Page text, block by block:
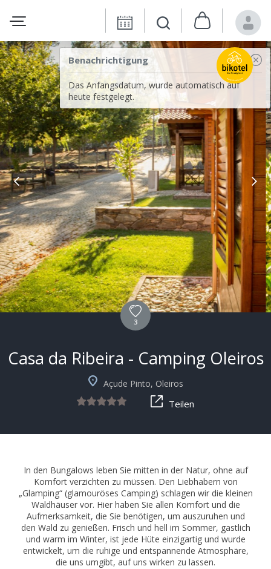
Benachrichtigung
Das Anfangsdatum, wurde automatisch auf
heute festgelegt.
3
Casa da Ribeira - Camping Oleiros
Açude Pinto, Oleiros
Teilen
In den Bungalows leben Sie mitten in der Natur, ohne auf
Komfort verzichten zu müssen. Den Liebhabern von
„Glamping“ (glamouröses Camping) schlagen wir die kleinen
Waldhäuser vor. Hier haben Sie allen Komfort und die
Aufmerksamkeit, die Sie benötigen, um auszuruhen und
den Wald zu genießen. Frisch und hell im Sommer, gastlich
und warm im Winter, ist jede Hüte einzigartig und wurde
entwickelt, um die ruhige und entspannende Atmosphäre,
die uns umgibt, auf uns wirken zu lassen.